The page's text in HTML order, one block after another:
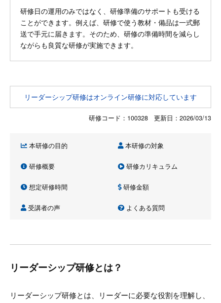
研修日の運用のみではなく、研修準備のサポートも受ける
ことができます。例えば、研修で使う教材・備品は一式郵
送で手元に届きます。そのため、研修の準備時間を減らし
ながらも良質な研修が実施できます。
リーダーシップ研修はオンライン研修に対応しています
研修コード：100328 更新日： 2026/03/13
本研修の目的 本研修の対象
研修概要 研修カリキュラム
想定研修時間 研修金額
受講者の声 よくある質問
リーダーシップ研修とは？
リーダーシップ研修とは、リーダーに必要な役割を理解し、